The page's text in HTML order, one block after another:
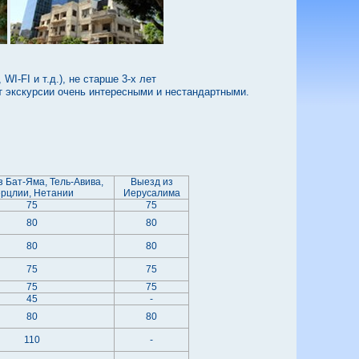
FI и т.д.), не старше 3-х лет
очень интересными и нестандартными.
Бат-Яма, Тель-Авива,
Нетании
Выезд из
Иерусалима
75
75
80
80
80 80
75
75
75
75
45
-
80
80
110 -